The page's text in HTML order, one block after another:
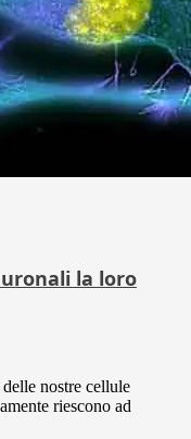
la loro
nostre cellule
riescono ad